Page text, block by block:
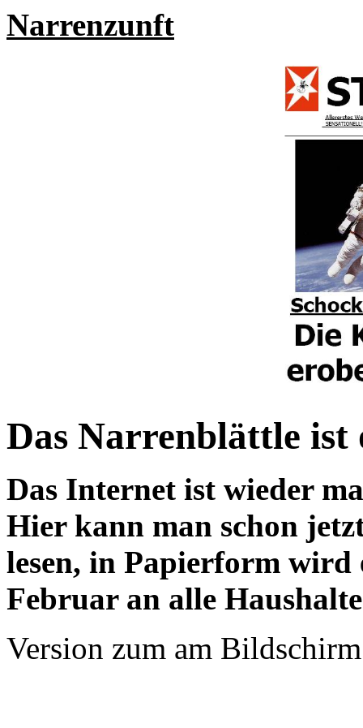
Narrenzunft
Das Narrenblättle ist
Das Internet ist wieder
Hier kann man schon
lesen, in Papierform wird
Februar an alle
Version zum am